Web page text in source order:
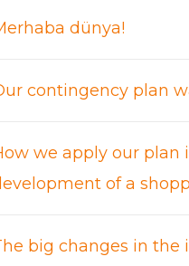
dünya!
contingency plan
we apply our plan
of a
big changes in the